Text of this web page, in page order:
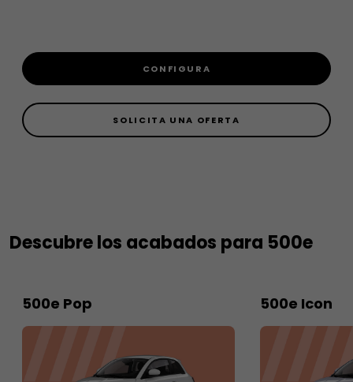
CONFIGURA
SOLICITA UNA OFERTA
Descubre los acabados para 500e
500e Pop 500e Icon